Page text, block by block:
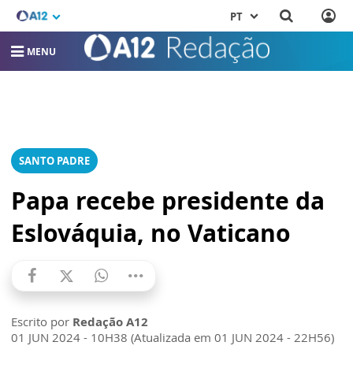
PT
MENU
SANTO PADRE
Papa recebe presidente da
Eslováquia, no Vaticano
Escrito por Redação A12
01 JUN 2024 - 10H38 (Atualizada em 01 JUN 2024 - 22H56)